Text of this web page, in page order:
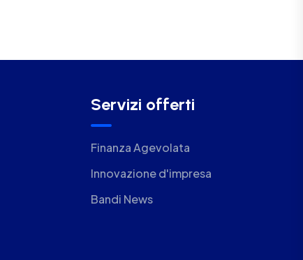
Servizi offerti
Finanza Agevolata
Innovazione d'impresa
Bandi News